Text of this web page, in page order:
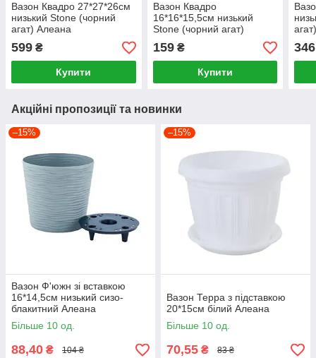
Вазон Квадро 27*27*26см
низький Stone (чорний
агат) Алеана
599 ₴
Купити
Вазон Квадро
16*16*15,5см низький
Stone (чорний агат)
Алеана
159₴
Купити
346
Акційні пропозиції та новинки
–15%
Вазон Ф'южн зі вставкою
16*14,5см низький сизо-
блакитний Алеана
Більше 10 од.
88,40 ₴ 104 ₴
–15%
Вазон Терра з підставкою
20*15см білий Алеана
Більше 10 од.
70,55 ₴ 83 ₴